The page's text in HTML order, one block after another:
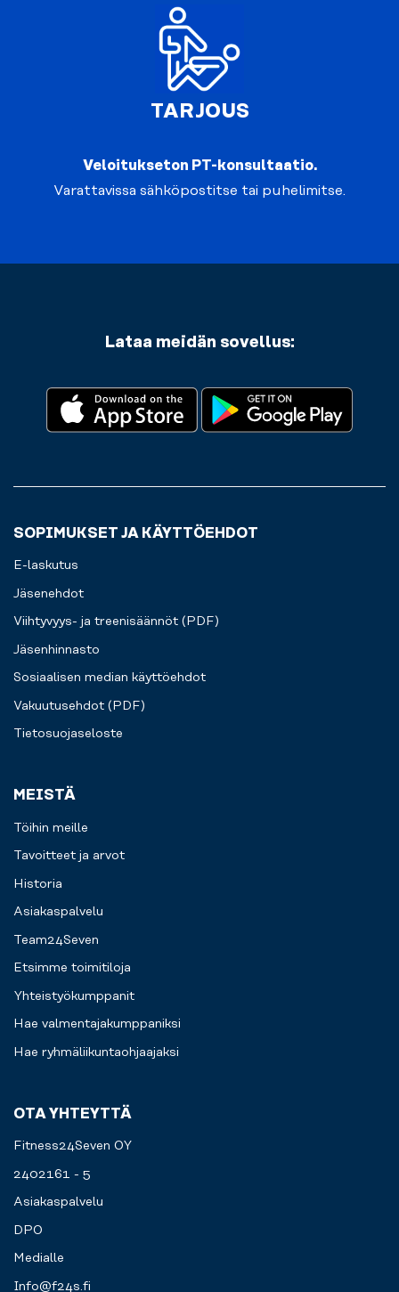
TARJOUS
Veloitukseton PT-konsultaatio.
Varattavissa sähköpostitse tai puhelimitse.
Lataa meidän sovellus:
SOPIMUKSET JA KÄYTTÖEHDOT
E-laskutus
Jäsenehdot
Viihtyvyys- ja treenisäännöt (PDF)
Jäsenhinnasto
Sosiaalisen median käyttöehdot
Vakuutusehdot (PDF)
Tietosuojaseloste
MEISTÄ
Töihin meille
Tavoitteet ja arvot
Historia
Asiakaspalvelu
Team24Seven
Etsimme toimitiloja
Yhteistyökumppanit
Hae valmentajakumppaniksi
Hae ryhmäliikuntaohjaajaksi
OTA YHTEYTTÄ
Fitness24Seven OY
2402161 - 5
Asiakaspalvelu
DPO
Medialle
Info@f24s.fi